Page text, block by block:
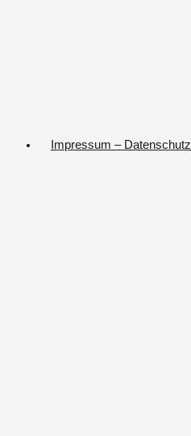
Impressum – Datenschutz